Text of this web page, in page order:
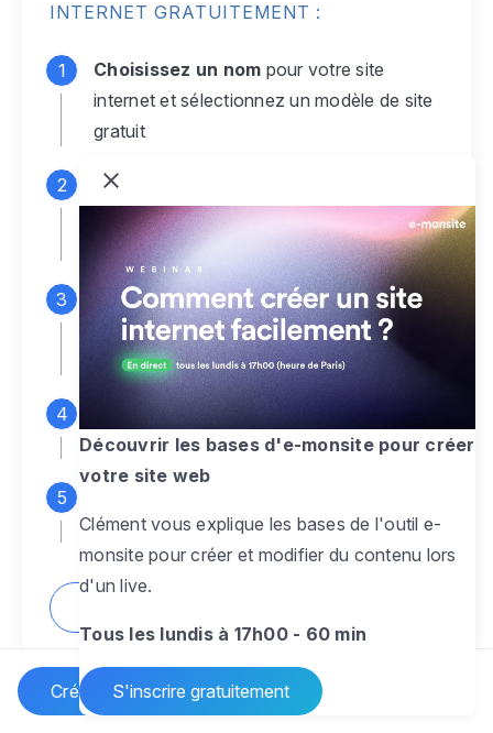
Créer un site Internet
INTERNET GRATUITEMENT :
Choisissez un nom pour votre site
internet et sélectionnez un modèle de site
gratuit
Connectez-vous
monsite gratuit pour accéder à votre
espace d'administration
Personnalisez entièrement le
designpour créer un site web sur-mesure,
à votre image
Ajoutez des pagessans limite pour
présenter votre activité, votre passion
pour rendre votre site dynamique
Découvrir les bases d'e-monsite pour créer
votre site web
Clément vous explique les bases de l'outil e-
monsite pour créer et modifier du contenu lors
d'un live.
Tous les lundis à 17h00 - 60 min
S'inscrire gratuitement